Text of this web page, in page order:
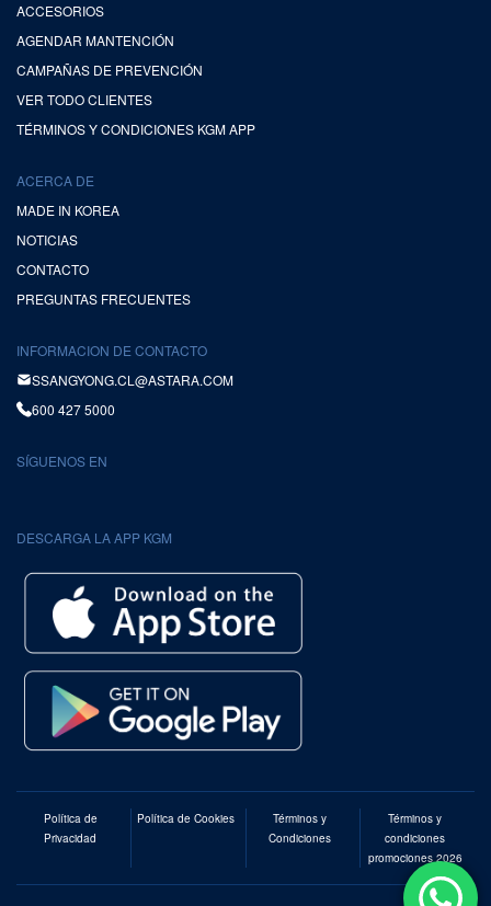
ACCESORIOS
AGENDAR MANTENCIÓN
CAMPAÑAS DE PREVENCIÓN
VER TODO CLIENTES
TÉRMINOS Y CONDICIONES KGM APP
ACERCA DE
MADE IN KOREA
NOTICIAS
CONTACTO
PREGUNTAS FRECUENTES
INFORMACION DE CONTACTO
SSANGYONG.CL@ASTARA.COM
600 427 5000
SÍGUENOS EN
DESCARGA LA APP KGM
Política de
Privacidad
Política de Cookies
Términos y
Condiciones
Términos y
condiciones
promociones 2026